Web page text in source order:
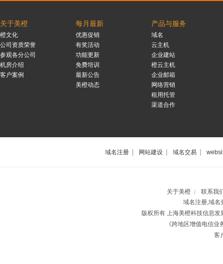
关于美橙
橙文化
公司资质荣誉
参观各分公司
机房介绍
客户案例
每月最新
优惠促销
有奖活动
功能更新
免费培训
最新公告
美橙动态
产品与服务
域名
云主机
企业建站
橙云主机
企业邮箱
网络营销
租用托管
渠道合作
域名注册 | 网站建设 | 域名交易 |
关于美橙
联系我
域名注册,域名
版权所有 上海美橙科技信息
《跨地区增值电信
客